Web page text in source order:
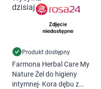
Produkt dostępny
Farmona Herbal Care My
Nature Żel do higieny
intymnej- Kora dębu z